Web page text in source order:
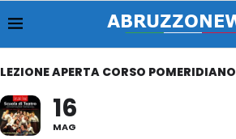
LEZIONE APERTA CORSO POMERIDIANO
16
MAG